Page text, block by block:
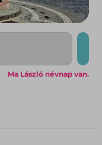
Ma László névnap van.